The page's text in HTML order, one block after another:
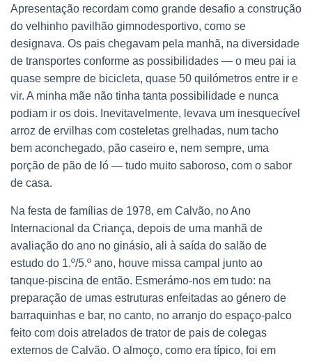
Apresentação recordam como grande desafio a construção
do velhinho pavilhão gimnodesportivo, como se
designava. Os pais chegavam pela manhã, na diversidade
de transportes conforme as possibilidades — o meu pai ia
quase sempre de bicicleta, quase 50 quilómetros entre ir e
vir. A minha mãe não tinha tanta possibilidade e nunca
podiam ir os dois. Inevitavelmente, levava um inesquecível
arroz de ervilhas com costeletas grelhadas, num tacho
bem aconchegado, pão caseiro e, nem sempre, uma
porção de pão de ló — tudo muito saboroso, com o sabor
de casa.
Na festa de famílias de 1978, em Calvão, no Ano
Internacional da Criança, depois de uma manhã de
avaliação do ano no ginásio, ali à saída do salão de
estudo do 1.º/5.º ano, houve missa campal junto ao
tanque-piscina de então. Esmerámo-nos em tudo: na
preparação de umas estruturas enfeitadas ao género de
barraquinhas e bar, no canto, no arranjo do espaço-palco
feito com dois atrelados de trator de pais de colegas
externos de Calvão. O almoço, como era típico, foi em